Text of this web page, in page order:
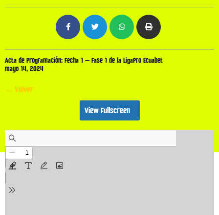
Acta de Programación: Fecha 1 – Fase 1 de la LigaPro Ecuabet
mayo 14, 2024
← Volver
View Fullscreen